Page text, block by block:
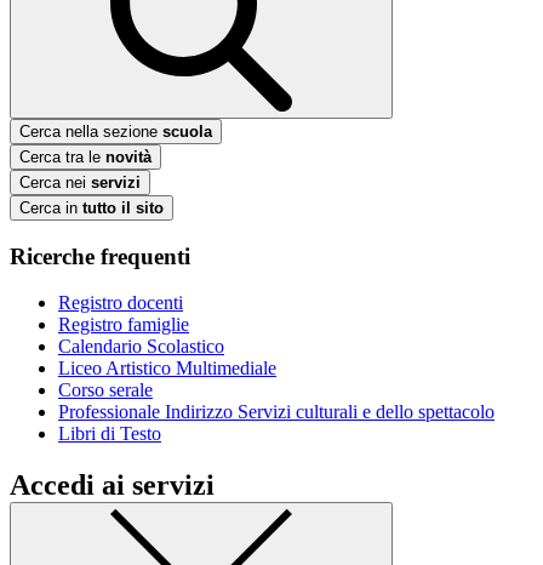
Cerca nella sezione scuola
Cerca tra le novità
Cerca nei servizi
Cerca in tutto il sito
Ricerche frequenti
Registro docenti
Registro famiglie
Calendario Scolastico
Liceo Artistico Multimediale
Corso serale
Professionale Indirizzo Servizi culturali e dello spettacolo
Libri di Testo
Accedi ai servizi